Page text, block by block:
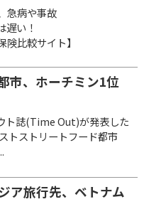
急病や事故
遅い！
比較サイト】
市、ホーチミン1位
ト誌(Time Out)が発表した
トストリートフード都市
ア旅行先、ベトナム